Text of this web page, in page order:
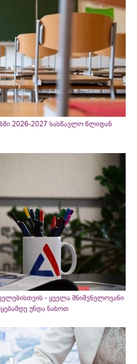
2026-2027 სასწავლო წლიდან
- ყველა მნიშვნელოვანი
უნდა ნახოთ